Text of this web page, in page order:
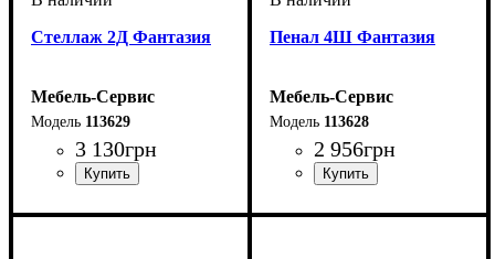
Cтеллаж 2Д Фантазия
Мебель-Сервис
113629
3 130грн
Пенал 4Ш Фантазия
Мебель-Сервис
113628
2 956грн